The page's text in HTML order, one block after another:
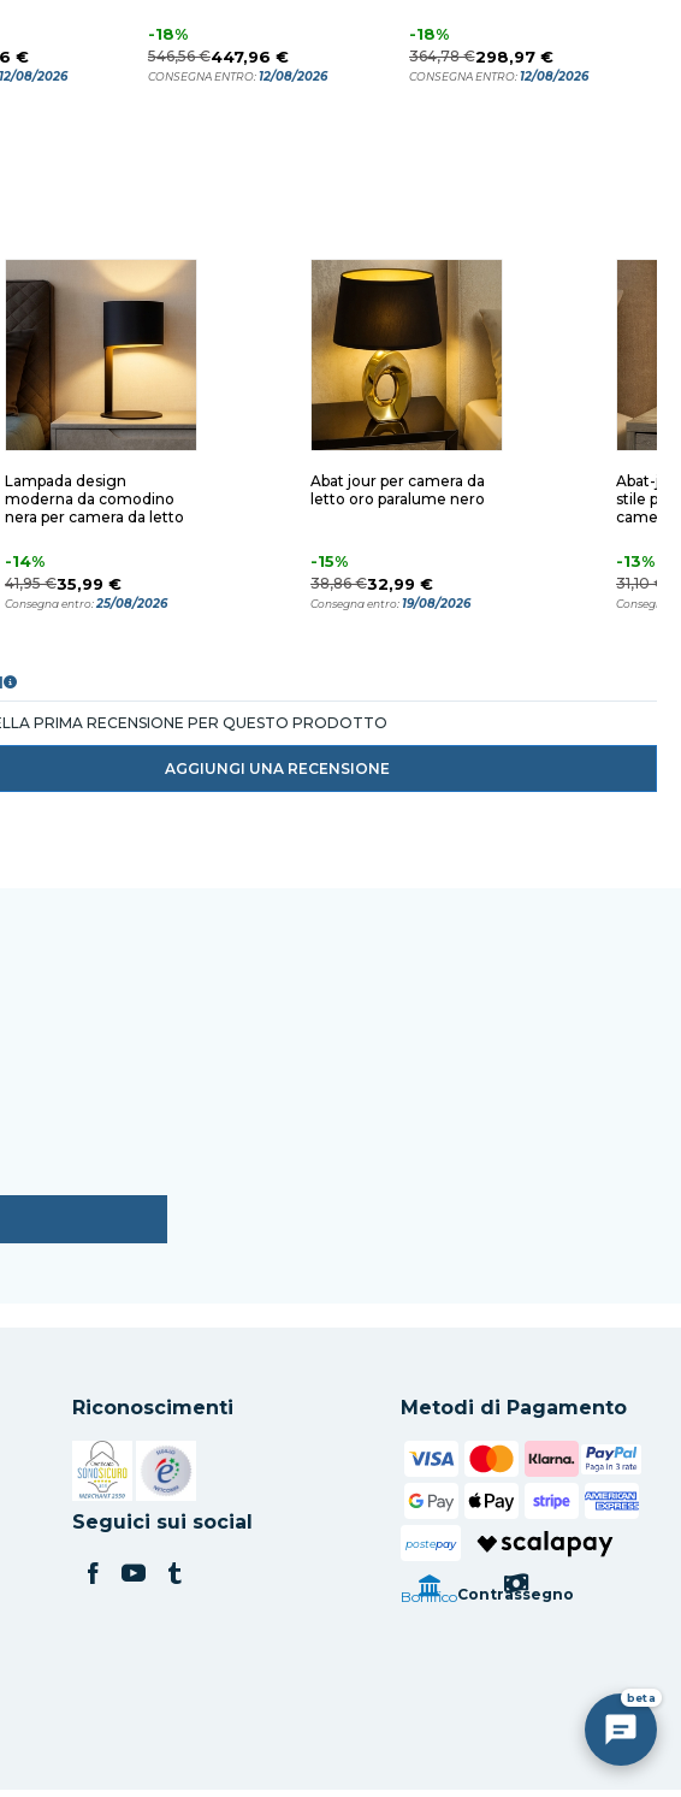
€
12/08/2026
-18%
546,56 €447,96 €
CONSEGNA ENTRO:12/08/2026
-18%
364,78 €298,97 €
CONSEGNA ENTRO:12/08/2026
Lampada design
moderna da comodino
nera per camera da letto
-14%
41,95 €35,99 €
Consegna entro:25/08/2026
Abat jour per camera da
letto oro paralume nero
-15%
38,86 €32,99 €
Consegna entro:19/08/2026
Abat-
stile
camera
-13%
31,10 €
Consegna
PRIMA RECENSIONE PER QUESTO PRODOTTO
AGGIUNGI UNA RECENSIONE
Riconoscimenti
Si apre in una nuova scheda
Si apre in una nuova scheda
Seguici sui social
Metodi di Pagamento
postepay
BonificoContrassegno
beta